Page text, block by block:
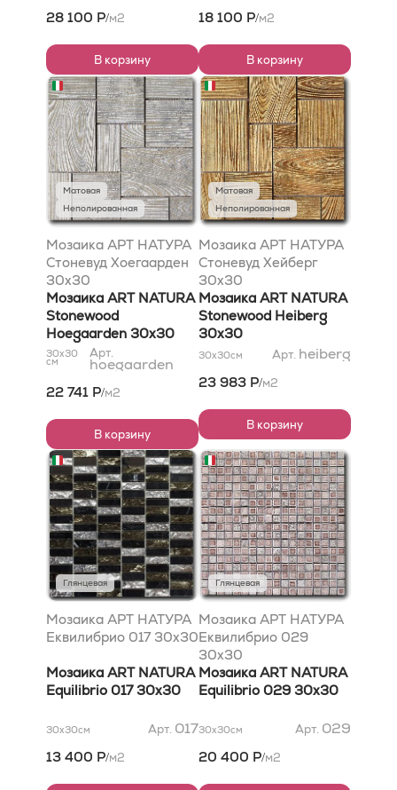
28 100 Р/м2
В корзину
18 100 Р/м2
В корзину
Матовая
Неполированная
Мозаика АРТ НАТУРА
Стоневуд Хоегаарден
30x30
Мозаика ART NATURA
Stonewood
Hoegaarden 30x30
30x30
см
Арт.
hoegaarden
22 741 Р/м2
В корзину
Матовая
Неполированная
Мозаика АРТ НАТУРА
Стоневуд Хейберг
30x30
Мозаика ART NATURA
Stonewood Heiberg
30x30
30x30см Арт. heiberg
23 983 Р/м2
В корзину
Глянцевая
Мозаика АРТ НАТУРА
Еквилибрио 017 30x30
Мозаика ART NATURA
Equilibrio 017 30x30
30x30см Арт. 017
13 400 Р/м2
Глянцевая
Мозаика АРТ НАТУРА
Еквилибрио 029
30x30
Мозаика ART NATURA
Equilibrio 029 30x30
30x30см Арт. 029
20 400 Р/м2